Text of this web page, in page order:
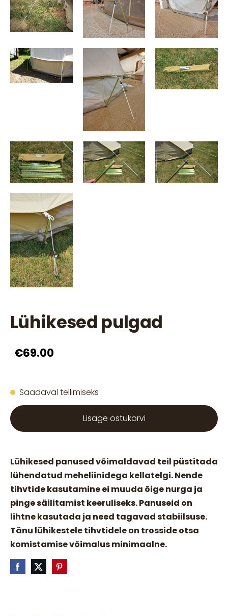
Lühikesed pulgad
€69.00
Saadaval tellimiseks
Lisage ostukorvi
Lühikesed panused võimaldavad teil püstitada
lühendatud meheliinidega kellatelgi. Nende
tihvtide kasutamine ei muuda õige nurga ja
pinge säilitamist keeruliseks. Panuseid on
lihtne kasutada ja need tagavad stabiilsuse.
Tänu lühikestele tihvtidele on trosside otsa
komistamise võimalus minimaalne.